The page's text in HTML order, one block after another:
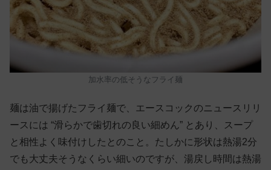
加水率の低そうなフライ麺
麺は油で揚げたフライ麺で、エースコックのニュースリリ
ースには “滑らかで歯切れの良い細めん” とあり、スープ
と相性よく味付けしたとのこと。たしかに形状は熱湯2分
でも大丈夫そうなくらい細いのですが、湯戻し時間は熱湯